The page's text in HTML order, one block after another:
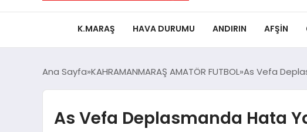
K.MARAŞ HAVA DURUMU ANDIRIN AFŞİN
Ana Sayfa KAHRAMANMARAŞ AMATÖR FUTBOL As Vefa
As Vefa Deplasmanda Hata